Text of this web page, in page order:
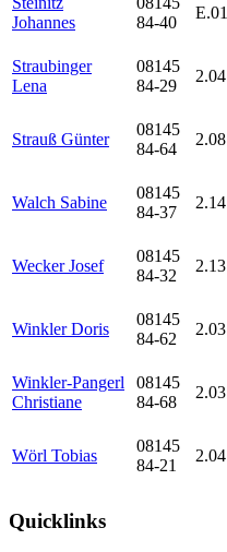
Johannes
84-40
E.01
Straubinger
Lena
08145
84-29
2.04
Strauß Günter
08145
84-64
2.08
Walch Sabine
08145
84-37
2.14
Wecker Josef
08145
84-32
2.13
Winkler Doris
08145
84-62
2.03
Winkler-Pangerl
Christiane
08145
84-68
2.03
Wörl Tobias
08145
84-21
2.04
Quicklinks